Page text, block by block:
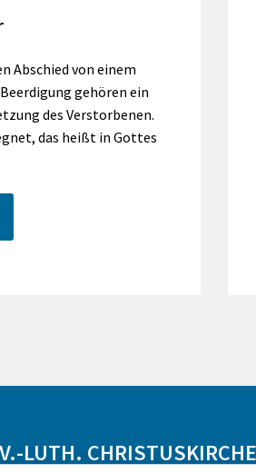
Abschied von einem
gehören ein
des Verstorbenen.
das heißt in Gottes
LUTH.